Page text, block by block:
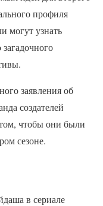
профиля
могут узнать
заявления об
создателей
чтобы они были
сезоне.
в сериале